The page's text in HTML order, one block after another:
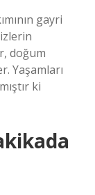
gayri
doğum
Yaşamları
ki